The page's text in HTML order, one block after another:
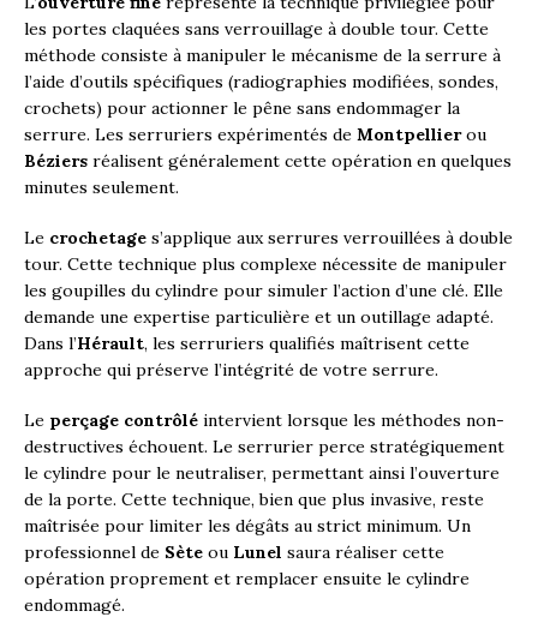
les portes claquées sans verrouillage à double tour. Cette
méthode consiste à manipuler le mécanisme de la serrure à
l’aide d’outils spécifiques (radiographies modifiées, sondes,
crochets) pour actionner le pêne sans endommager la
serrure. Les serruriers expérimentés de Montpellierou
Béziers réalisent généralement cette opération en quelques
minutes seulement.
Le crochetage s’applique aux serrures verrouillées à double
tour. Cette technique plus complexe nécessite de manipuler
les goupilles du cylindre pour simuler l’action d’une clé. Elle
demande une expertise particulière et un outillage adapté.
Dans l’Hérault, les serruriers qualifiés maîtrisent cette
approche qui préserve l’intégrité de votre serrure.
Le perçage contrôlé intervient lorsque les méthodes non-
destructives échouent. Le serrurier perce stratégiquement
le cylindre pour le neutraliser, permettant ainsi l’ouverture
de la porte. Cette technique, bien que plus invasive, reste
maîtrisée pour limiter les dégâts au strict minimum. Un
professionnel de Sète ou Lunel saura réaliser cette
opération proprement et remplacer ensuite le cylindre
endommagé.